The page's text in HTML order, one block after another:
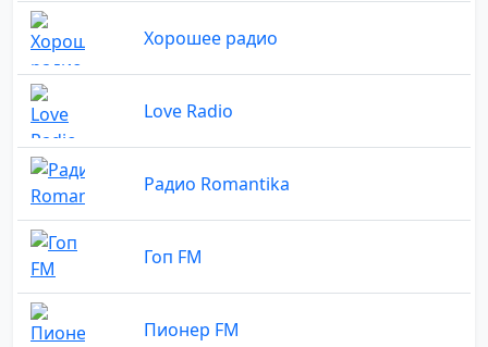
Хорошее радио
Love Radio
Радио Romantika
Гоп FM
Пионер FM